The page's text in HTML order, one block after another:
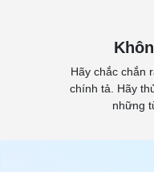
Hãy chắc chắn
chính tả. Hãy
những